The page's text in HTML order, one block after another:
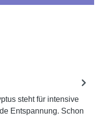
steht für intensive
Entspannung. Schon